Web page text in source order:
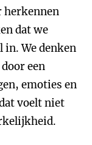
herkennen
dat we
in. We denken
een
emoties en
voelt niet